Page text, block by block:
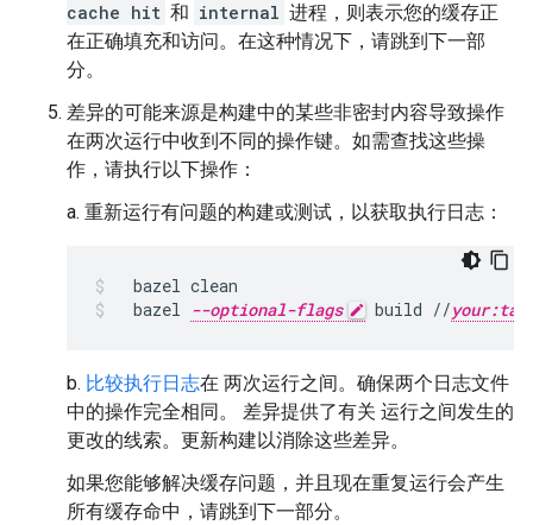
cache hit 和 internal 进程，则表示您的缓存正
在正确填充和访问。在这种情况下，请跳到下一部
分。
差异的可能来源是构建中的某些非密封内容导致操作
在两次运行中收到不同的操作键。如需查找这些操
作，请执行以下操作：
a. 重新运行有问题的构建或测试，以获取执行日志：
bazel clean
bazel --optional-flags build //
b. 比较执行日志在 两次运行之间。确保两个日志文件
中的操作完全相同。 差异提供了有关 运行之间发生的
更改的线索。更新构建以消除这些差异。
如果您能够解决缓存问题，并且现在重复运行会产生
所有缓存命中，请跳到下一部分。